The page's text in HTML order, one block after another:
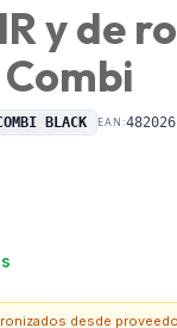
y de
BLACK EAN:
desde